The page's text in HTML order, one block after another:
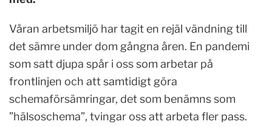
Våran arbetsmiljö har tagit en rejäl vändning till
det sämre under dom gångna åren. En pandemi
som satt djupa spår i oss som arbetar på
frontlinjen och att samtidigt göra
schemaförsämringar, det som benämns som
”hälsoschema”, tvingar oss att arbeta fler pass.